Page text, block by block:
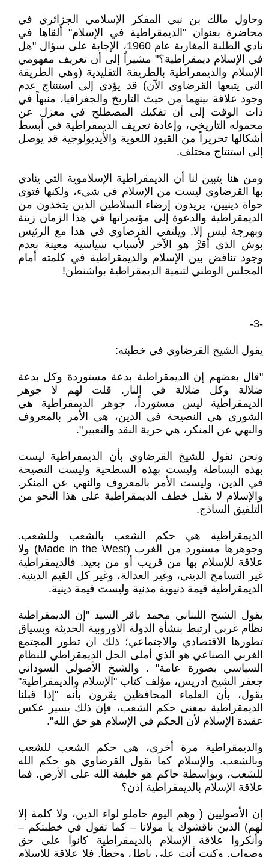
وحاول مالك بن نبي المفكر الإسلامي الجزائري في
محاضرة بعنوان "الديمقراطية في الإسلام" ألقاها في
نادي الطلبة المغاربة عام 1960، الإجابة على سؤال "هل
في الإسلام ديمقراطية؟" مشيراً إلى أن تعريف مفهومي
الإسلام والديمقراطية بالطريقة التقليدية (وهي الطريقة
التي يتبعها القرضاوي الآن) قد يؤدي إلى استنتاج عدم
وجود علاقة بينهما من حيث التاريخ والجغرافيا، منبهاً في
ذات الوقت إلى أن تفكيك المصطلح في معزل عن
محموله التاريخي، وإعادة تعريف الديمقراطية في أبسط
أشكالها تحريراً من القيود اللغوية والأيديولوجية قد يوصل
إلى استنتاج مختلف.
ومن هنا يتبين لنا أن الديمقراطية الإسلاموية التي ينادي
بها القرضاوي ليست من الإسلام في شيء، ولكنها فتوى
حواة دينيين، يريدون إرضاء السلاطين الذين يتخذون من
الديمقراطية والدعوة إلى مؤتمراتها في هذا الزمان زينة
وبهرجة ليس إلا. ويلتقي القرضاوي في هذا مع الرئيس
بوش الذي أقرَّ هو الآخر لأسباب سياسية معينة بعدم
وجود تناقض بين الإسلام والديمقراطية في كلمته أمام
المجلس الوطني لتنمية الديمقراطية بواشنطن!
-3-
يقول الشيخ القرضاوي في خطبته:
"قال بعضهم إن الديمقراطية بدعة مستوردة وكل بدعة
ضلالة وكل ضلالة في النار. قلت لهم لا جوهر
الديمقراطية ليس مستورداً، جوهر الديمقراطية هي
الشورى هي النصيحة في الدين، هي الأمر بالمعروف
والنهي عن المنكر، هي حرية النقد والتعبير".
ونحن نقول للشيخ القرضاوي بأن الديمقراطية ليست
بهذه البساطة وليست بهذه السطحية وليست النصيحة
في الدين، وليست الأمر بالمعروف والنهي عن المنكر.
والإسلام لا يقبل خطف الديمقراطية على هذا النحو من
التلفيق الساذج.
الديمقراطية هي حكم الشعب بالشعب وللشعب.
وجوهرها مستورد من الغرب (Made in the West) ولا
علاقة للإسلام بها من قريب أو من بعيد. فالديمقراطية
غير التسامح الديني، وغير العدالة، وغير كل القيم الدينية.
الديمقراطية قيمة دنيوية مدنية وليست قيمة دينية.
يقول الشيخ اللبناني محمد باقر السيد "إن الديمقراطية
نظام غربي ارتبط بنشأة الدولة الاوروبية الحديثة وبسياق
تطورها الاقتصادي والاجتماعي؛ ذلك ان تطور المجتمع
الغربي الصناعي هو الذي أملى الحل الديمقراطي للنظام
السياسي بصورة عامة" . والشيخ الأصولي السوداني
جعفر الشيخ ادريس، مؤلف كتاب "الإسلام والديمقراطية"
يقول، بأن العلماء المحافظين يقرون بأنه "إذا قبلنا
الديمقراطية بمعنى حكم الشعب، فإن ذلك يسير عكس
عقيدة الإسلام لأن الحكم في الإسلام هو حق الله".
والديمقراطية مرة أخرى، هي حكم الشعب للشعب
وبالشعب. والإسلام كما يقول القرضاوي هو حكم الله
للشعب، وبواسطة حاكم هو خليفة الله على الأرض. فما
علاقة الإسلام بالديمقراطية إذن؟
إن الأصوليين ( وهم اليوم حاملو لواء الدين، ولا كلمة إلا
لهم) الذين ناقشوك يا مولانا – كما تقول في خطبتكم –
وأنكروا علاقة الإسلام بالديمقراطية كانوا على حق
وصواب. وكنت أنت على باطل وخطأ. فلا علاقة للإسلام